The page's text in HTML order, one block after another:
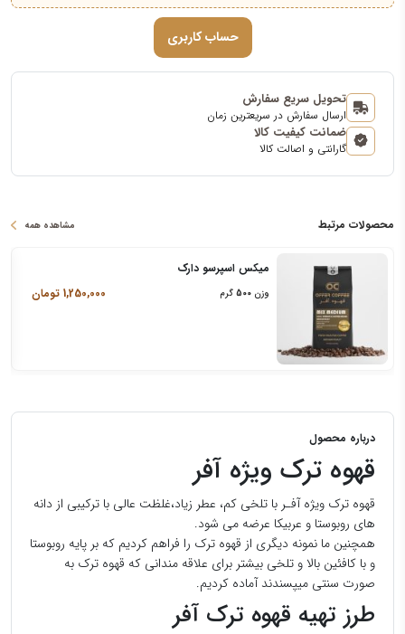
حساب کاربری
تحویل سریع سفارش
ارسال سفارش در سریعترین زمان
ضمانت کیفیت کالا
گارانتی و اصالت کالا
محصولات مرتبط مشاهده همه
میکس اسپرسو دارک
وزن 500 گرم 1,250,000 تومان
درباره محصول
قهوه ترک ویژه آفر
قهوه ترک ویژه آفـر با تلخی کم، عطر زیاد،غلظت عالی با ترکیبی از دانه
های روبوستا و عربیکا عرضه می شود.
همچنین ما نمونه دیگری از قهوه ترک را فراهم کردیم که بر پایه روبوستا
و با کافئین بالا و تلخی بیشتر برای علاقه مندانی که قهوه ترک به
صورت سنتی میپسندند آماده کردیم.
طرز تهیه قهوه ترک آفر